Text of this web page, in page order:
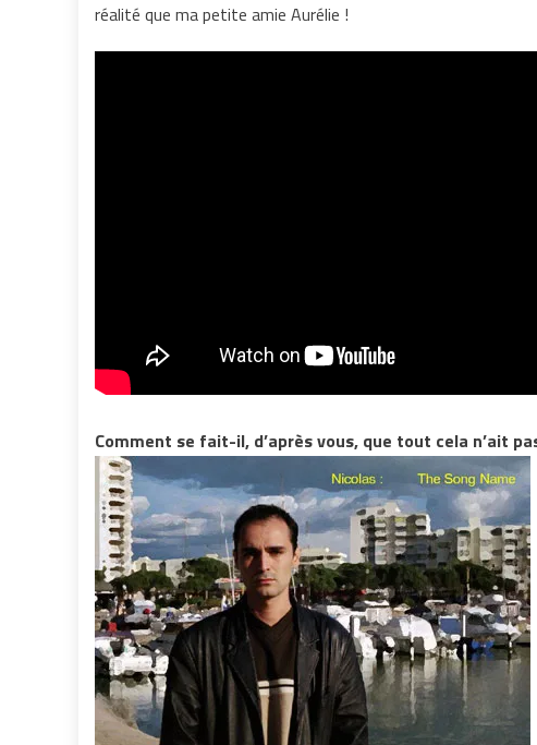
réalité que ma petite amie Aurélie !
Comment se fait-il, d’après vous, que tout cela n’ait